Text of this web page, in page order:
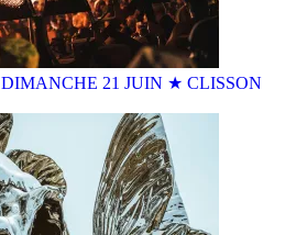
21 JUIN ★ CLISSON